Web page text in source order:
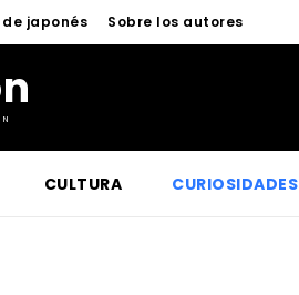
japonés Sobre los autores
CULTURA CURIOSIDADES